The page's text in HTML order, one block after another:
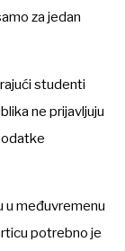
za jedan
studenti
ne prijavljuju
u međuvremenu
potrebno je